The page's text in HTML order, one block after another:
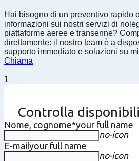
Hai bisogno di un preventivo rapido
informazioni sui nostri servizi di
piattaforme aeree e transenne?
direttamente: il nostro team è a
supporto immediato e soluzioni su
Chiama
1
Controlla
Nome, cognome*your full name
no-icon
E-mailyour full name
no-icon